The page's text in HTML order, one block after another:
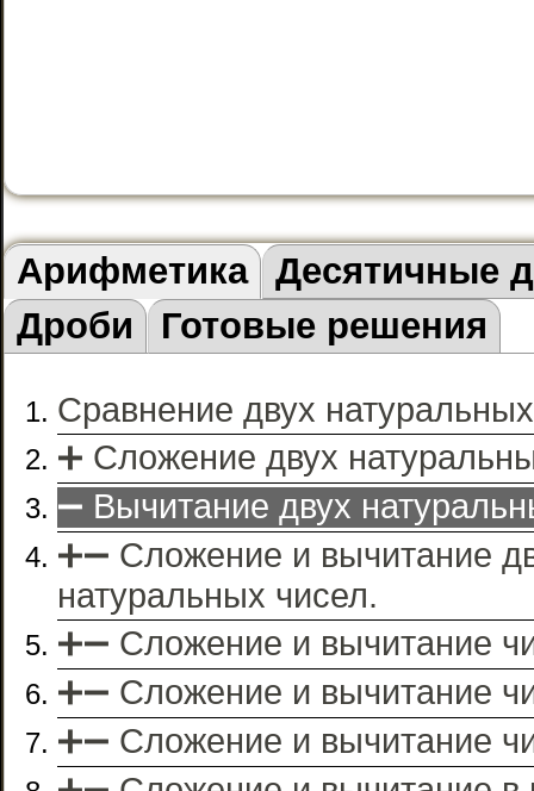
Арифметика
Десятичные
Дроби
Готовые решения
Сравнение двух
➕ Сложение двух
➖ Вычитание двух
➕➖ Сложение и вычитание
натуральных чисел.
➕➖ Сложение и вычитание
➕➖ Сложение и вычитание
➕➖ Сложение и вычитание